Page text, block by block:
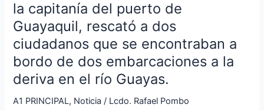
la capitanía del puerto de
Guayaquil, rescató a dos
ciudadanos que se encontraban a
bordo de dos embarcaciones a la
deriva en el río Guayas.
A1 PRINCIPAL, Noticia / Lcdo. Rafael Pombo
de
la
capitanía
del
puerto
de
rescató